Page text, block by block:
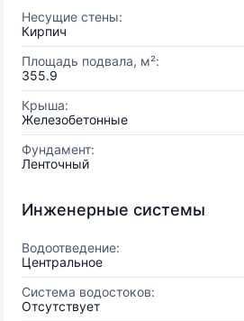
Несущие стены:
Кирпич
Площадь подвала, м²:
355.9
Крыша:
Железобетонные
Фундамент:
Ленточный
Инженерные системы
Водоотведение:
Центральное
Система водостоков:
Отсутствует